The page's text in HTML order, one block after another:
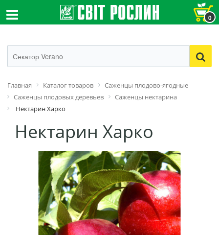
0
Главная Каталог товаров
Саженцы плодово-ягодные
Саженцы плодовых деревьев
Саженцы нектарина
Нектарин Харко
Нектарин Харко